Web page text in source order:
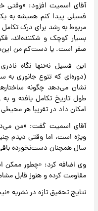
آقای اسمیت افزود: «وقتی
فسیلی پیدا کنم همیشه به
مربوط به رشد برای درک تکامل
بسیار کوچک و شکننده‌اند،
صفر است. یا دست‌کم من
این فسیل نه‌تنها نگاه
(دوره‌ای که تنوع جانوری به
نشان می‌دهد چگونه
طول تاریخ تکامل یافته و به
امکان داد در تقریبا هر
آقای اسمیت گفت: «من
ویژه است، اما وقتی دیدم
سال همچنان دست‌نخورده
وی اضافه کرد: «چطور ممکن
مقاومت کرده و هنوز قابل
نتایج تحقیق تازه در نشریه